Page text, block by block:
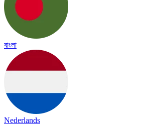
বাংলা
Nederlands